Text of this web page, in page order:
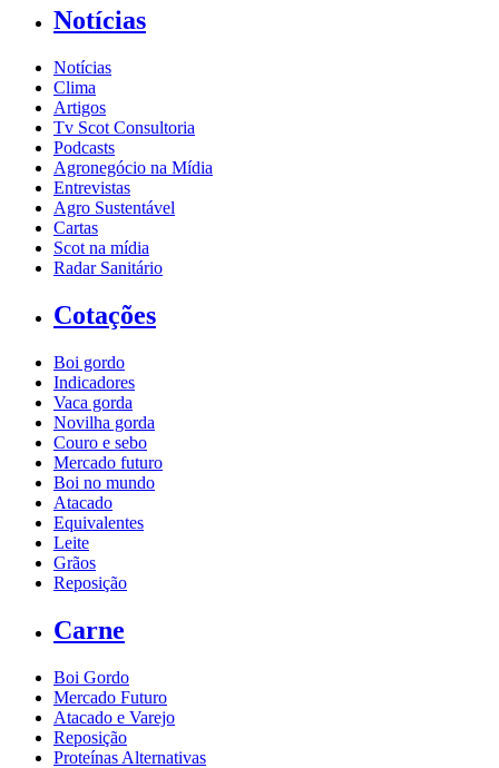
Notícias
Notícias
Clima
Artigos
Tv Scot Consultoria
Podcasts
Agronegócio na Mídia
Entrevistas
Agro Sustentável
Cartas
Scot na mídia
Radar Sanitário
Cotações
Boi gordo
Indicadores
Vaca gorda
Novilha gorda
Couro e sebo
Mercado futuro
Boi no mundo
Atacado
Equivalentes
Leite
Grãos
Reposição
Carne
Boi Gordo
Mercado Futuro
Atacado e Varejo
Reposição
Proteínas Alternativas